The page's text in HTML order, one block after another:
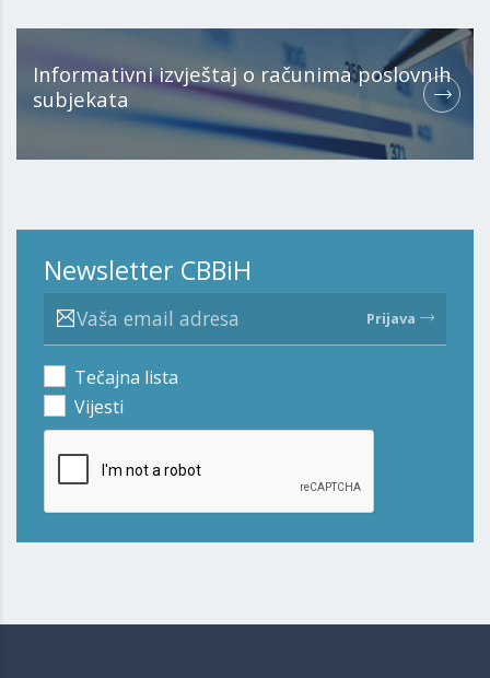
Informativni izvještaj o računima poslovnih
subjekata
Newsletter CBBiH
Prijava
Tečajna lista
Vijesti